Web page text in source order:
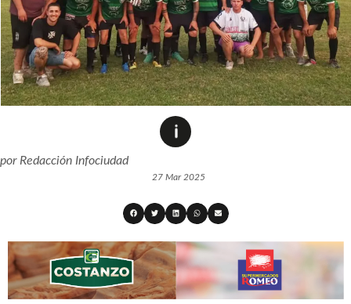
porRedacción Infociudad
27 Mar 2025